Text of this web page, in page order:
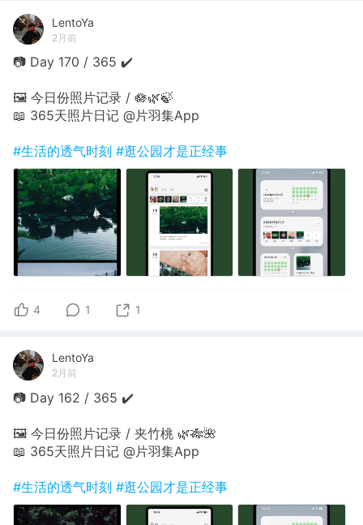
LentoYa
2月前
📷 Day 170 / 365 ✔️
🖼 今日份照片记录 / 🪷🌿🍃
📖 365天照片日记 @片羽集App
#生活的透气时刻 #逛公园才是正经事
4 1 1
LentoYa
2月前
📷 Day 162 / 365 ✔️
🖼 今日份照片记录 / 夹竹桃 🌿🎋🌺
📖 365天照片日记 @片羽集App
#生活的透气时刻 #逛公园才是正经事